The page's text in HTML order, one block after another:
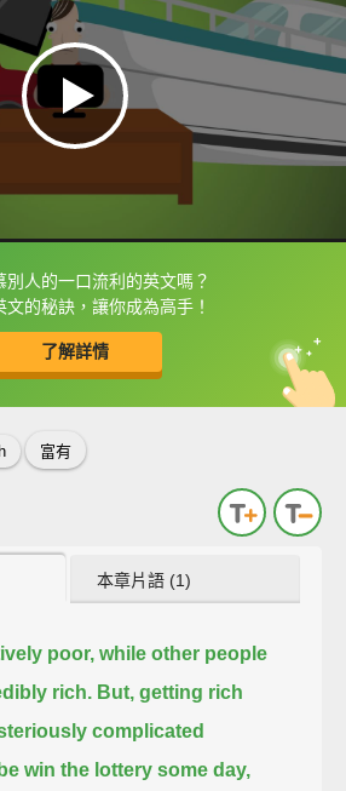
別人的一口流利的英文嗎？
文的秘訣，讓你成為高手！
了解詳情
下字幕可以直接查字典喔！
中
英
富有
本章片語 (1)
poor, while other people
rich. But, getting rich
complicated
win the lottery some day,